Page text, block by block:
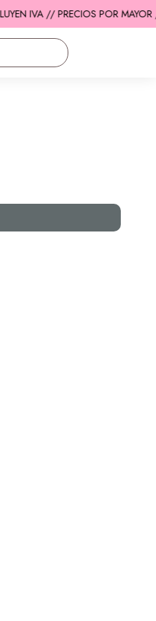
IVA // PRECIOS POR MAYOR